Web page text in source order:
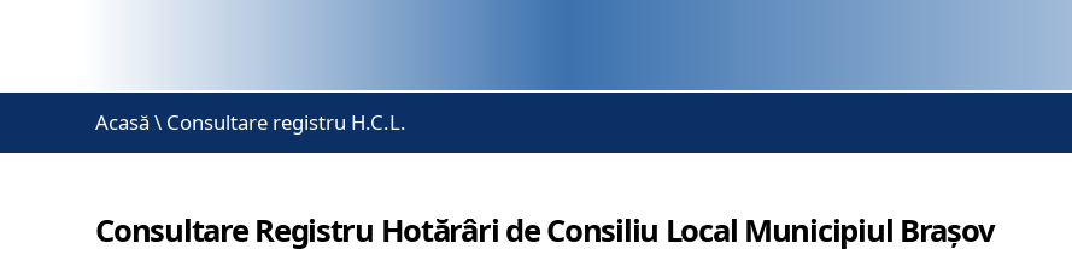
Acasă \ Consultare registru H.C.L.
Consultare Registru Hotărâri de Consiliu Local Municipiul Brașov